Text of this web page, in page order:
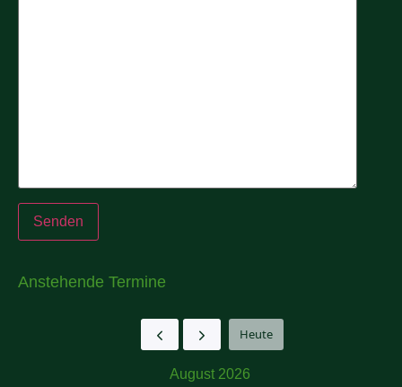
Anstehende Termine
Heute
August 2026